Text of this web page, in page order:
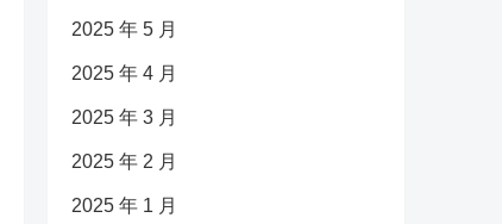
2025 年 5 月
2025 年 4 月
2025 年 3 月
2025 年 2 月
2025 年 1 月